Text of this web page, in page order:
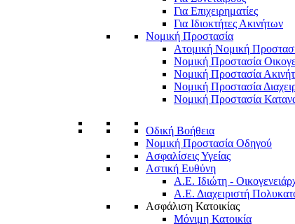
Για Επιχειρηματίες
Για Ιδιοκτήτες Ακινήτων
Νομική Προστασία
Ατομική Νομική
Νομική Προστασία
Νομική Προστασία
Νομική Προστασία
Νομική Προστασία
Οδική Βοήθεια
Νομική Προστασία Οδηγού
Ασφαλίσεις Υγείας
Αστική Ευθύνη
Α.Ε. Ιδιώτη -
Α.Ε. Διαχειριστή
Ασφάλιση Κατοικίας
Μόνιμη Κατοικία